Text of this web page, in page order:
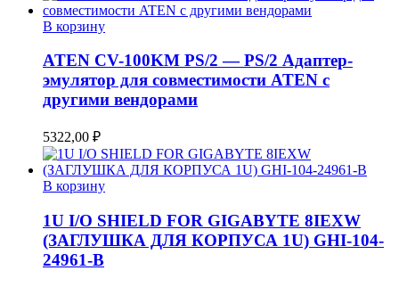
В корзину
ATEN CV-100KM PS/2 — PS/2 Адаптер-
эмулятор для совместимости ATEN с
другими вендорами
5322,00 ₽
В корзину
1U I/O SHIELD FOR GIGABYTE 8IEXW
(ЗАГЛУШКА ДЛЯ КОРПУСА 1U) GHI-104-
24961-B